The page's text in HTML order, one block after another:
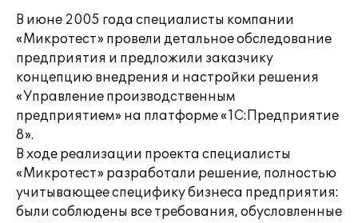
В июне 2005 года специалисты компании
«Микротест» провели детальное обследование
предприятия и предложили заказчику
концепцию внедрения и настройки решения
«Управление производственным
предприятием» на платформе «1С:Предприятие
8».
В ходе реализации проекта специалисты
«Микротест» разработали решение, полностью
учитывающее специфику бизнеса предприятия:
были соблюдены все требования, обусловленные